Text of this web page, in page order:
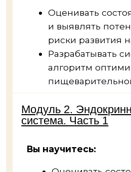
Снижать риски
мочевыделительной
и оказывать
их наличии с помощью
инструментов
Модуль 8. Дыхательная
система
Вы научитесь:
Оценивать состояние